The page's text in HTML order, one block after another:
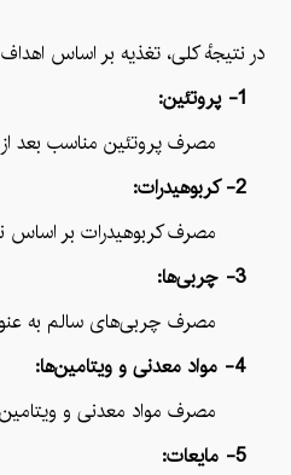
در نتیجهٔ کلی، تغذیه بر اساس
مصرف پروتئین مناسب بعد از
مصرف کربوهیدرات بر اساس
مصرف چربی‌های سالم به
مصرف مواد معدنی و